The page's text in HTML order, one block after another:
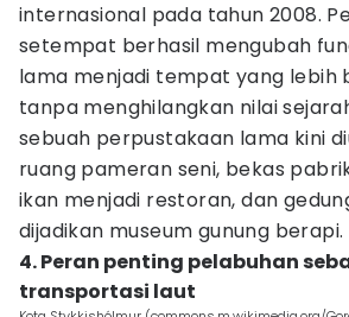
internasional pada tahun 2008.
setempat berhasil mengubah
lama menjadi tempat yang lebih
tanpa menghilangkan nilai
sebuah perpustakaan lama kini
ruang pameran seni, bekas
ikan menjadi restoran, dan
dijadikan museum gunung berapi.
4. Peran penting pelabuhan
transportasi laut